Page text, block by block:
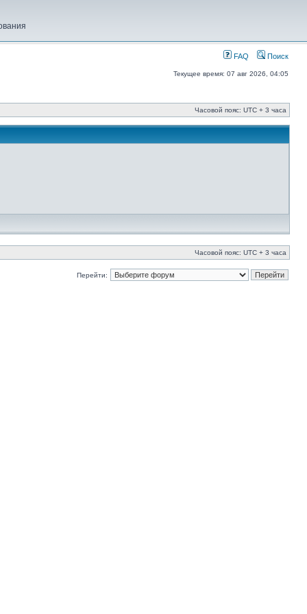
FAQ Поиск
Текущее время: 07 авг 2026, 04:05
Часовой пояс: UTC + 3 часа
Часовой пояс: UTC + 3 часа
Перейти: